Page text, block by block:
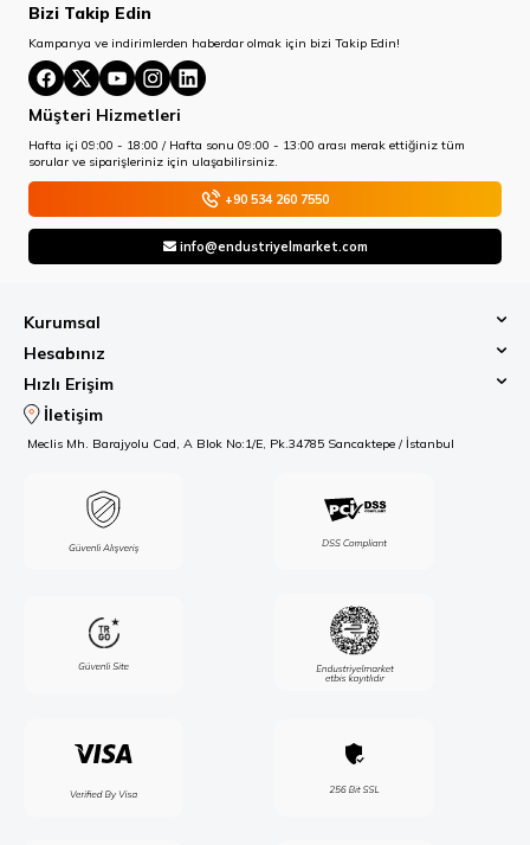
Bizi Takip Edin
Kampanya ve indirimlerden haberdar olmak için bizi Takip Edin!
Müşteri Hizmetleri
Hafta içi 09:00 - 18:00 / Hafta sonu 09:00 - 13:00 arası merak ettiğiniz tüm
sorular ve siparişleriniz için ulaşabilirsiniz.
+90 534 260 7550
info@endustriyelmarket.com
Kurumsal
Hesabınız
Hızlı Erişim
İletişim
Meclis Mh. Barajyolu Cad, A Blok No:1/E, Pk.34785 Sancaktepe / İstanbul